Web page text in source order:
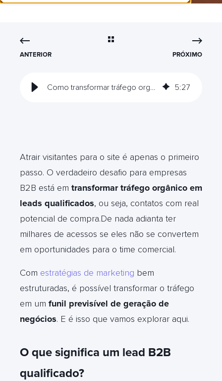
ANTERIOR PRÓXIMO
Como transformar tráfego orgânico em leads B2B qualificados 5:27
Atrair visitantes para o site é apenas o primeiro
passo. O verdadeiro desafio para empresas
B2B está em transformar tráfego orgânico em
leads qualificados, ou seja, contatos com real
potencial de compra.De nada adianta ter
milhares de acessos se eles não se convertem
em oportunidades para o time comercial.
Com estratégias de marketing bem
estruturadas, é possível transformar o tráfego
em um funil previsível de geração de
negócios. E é isso que vamos explorar aqui.
O que significa um lead B2B
qualificado?